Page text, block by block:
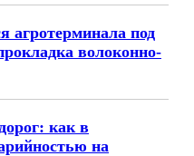
агротерминала под
волоконно-
как в
на